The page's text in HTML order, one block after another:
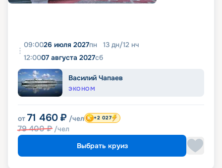
09:0026 июля 2027пн 13 дн/12 нч
12:0007 августа 2027сб
Василий Чапаев
ЭКОНОМ
от 71 460 ₽ /чел
79 400₽ /чел
+2 027
Выбрать круиз